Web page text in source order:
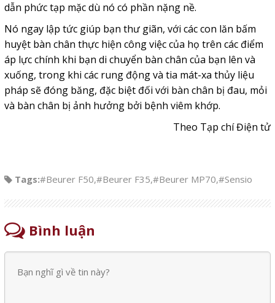
dẫn phức tạp mặc dù nó có phần nặng nề.
Nó ngay lập tức giúp bạn thư giãn, với các con lăn bấm
huyệt bàn chân thực hiện công việc của họ trên các điểm
áp lực chính khi bạn di chuyển bàn chân của bạn lên và
xuống, trong khi các rung động và tia mát-xa thủy liệu
pháp sẽ đóng băng, đặc biệt đối với bàn chân bị đau, mỏi
và bàn chân bị ảnh hưởng bởi bệnh viêm khớp.
Theo Tạp chí Điện tử
Tags:#Beurer F50,#Beurer F35,#Beurer MP70,#Sensio
Bình luận